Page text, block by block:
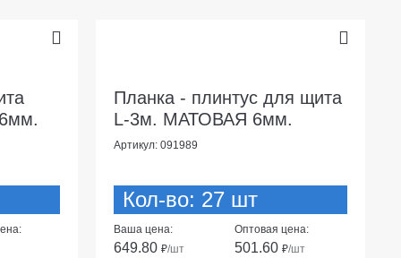
Планка - плинтус для щита
L-3м. МАТОВАЯ 6мм.
Артикул: 091989
Кол-во: 27 шт
Ваша цена:
649.80 ₽/шт
Оптовая цена:
501.60₽/шт